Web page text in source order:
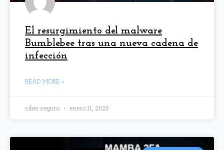
El resurgimiento del malware
Bumblebee tras una nueva cadena de
infección
READ MORE »
ciber seguro enero 11, 2025